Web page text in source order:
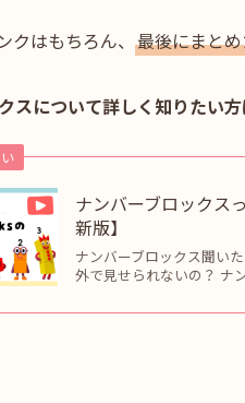
はもちろん、 最後にまと
スについて詳しく知りたい方
ナンバーブロックス
新版】
ナンバーブロックス聞い
外で見せられないの？ ナ